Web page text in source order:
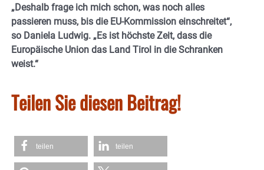
„Deshalb frage ich mich schon, was noch alles
passieren muss, bis die EU-Kommission einschreitet“,
so Daniela Ludwig. „Es ist höchste Zeit, dass die
Europäische Union das Land Tirol in die Schranken
weist.“
Teilen Sie diesen Beitrag!
teilen teilen